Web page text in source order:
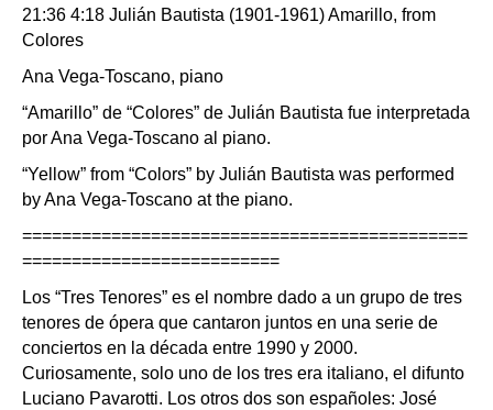
21:36 4:18 Julián Bautista (1901-1961) Amarillo, from
Colores
Ana Vega-Toscano, piano
“Amarillo” de “Colores” de Julián Bautista fue interpretada
por Ana Vega-Toscano al piano.
“Yellow” from “Colors” by Julián Bautista was performed
by Ana Vega-Toscano at the piano.
=============================================
==========================
Los “Tres Tenores” es el nombre dado a un grupo de tres
tenores de ópera que cantaron juntos en una serie de
conciertos en la década entre 1990 y 2000.
Curiosamente, solo uno de los tres era italiano, el difunto
Luciano Pavarotti. Los otros dos son españoles: José